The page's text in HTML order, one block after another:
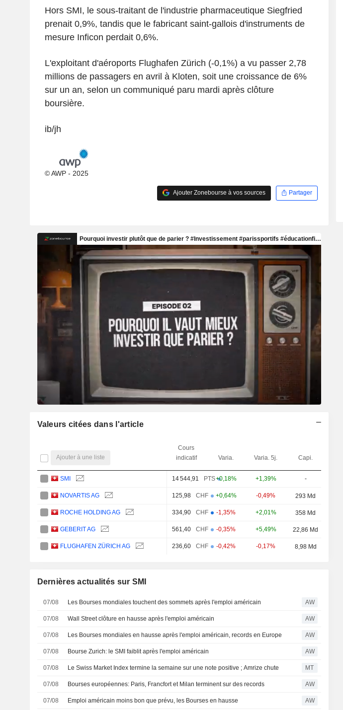
Hors SMI, le sous-traitant de l'industrie pharmaceutique Siegfried
prenait 0,9%, tandis que le fabricant saint-gallois d'instruments de
mesure Inficon perdait 0,6%.
L'exploitant d'aéroports Flughafen Zürich (-0,1%) a vu passer 2,78
millions de passagers en avril à Kloten, soit une croissance de 6%
sur un an, selon un communiqué paru mardi après clôture
boursière.
ib/jh
© AWP - 2025
Ajouter Zonebourse à vos sources Partager
Valeurs citées dans l'article
Ajouter à une liste
Cours
indicatif
Varia. Varia. 5j. Capi.
SMI 14 544,91 PTS+0,18% +1,39% -
NOVARTIS AG 125,98 CHF +0,64% -0,49% 293 Md
ROCHE HOLDING AG 334,90 CHF -1,35% +2,01% 358 Md
GEBERIT AG 561,40 CHF -0,35% +5,49% 22,86 Md
FLUGHAFEN ZÜRICH AG 236,60 CHF -0,42% -0,17% 8,98 Md
Dernières actualités sur SMI
07/08 Les Bourses mondiales touchent des sommets après l'emploi américain AW
07/08 Wall Street clôture en hausse après l'emploi américain AW
07/08 Les Bourses mondiales en hausse après l'emploi américain, records en Europe AW
07/08 Bourse Zurich: le SMI faiblit après l'emploi américain AW
07/08 Le Swiss Market Index termine la semaine sur une note positive ; Amrize chute MT
07/08 Bourses européennes: Paris, Francfort et Milan terminent sur des records AW
07/08 Emploi américain moins bon que prévu, les Bourses en hausse AW